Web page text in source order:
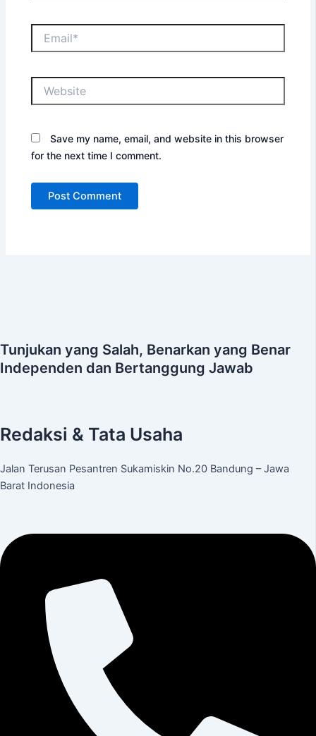
Save my name, email, and website in this browser
for the next time I comment.
Tunjukan yang Salah, Benarkan yang Benar
Independen dan Bertanggung Jawab
Redaksi & Tata Usaha
Jalan Terusan Pesantren Sukamiskin No.20 Bandung – Jawa
Barat Indonesia